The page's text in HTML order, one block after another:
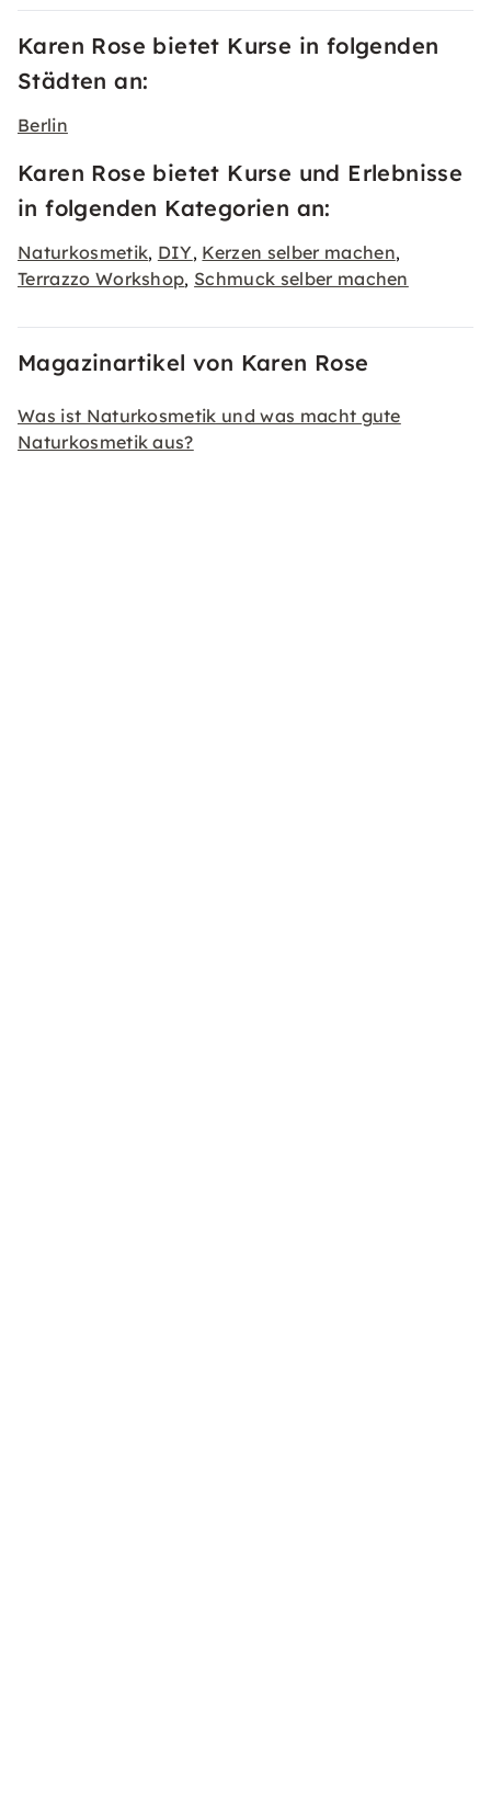
Karen Rose bietet Kurse in folgenden
Städten an:
Berlin
Karen Rose bietet Kurse und Erlebnisse
in folgenden Kategorien an:
Naturkosmetik, DIY, Kerzen selber machen,
Terrazzo Workshop, Schmuck selber machen
Magazinartikel von Karen Rose
Was ist Naturkosmetik und was macht gute
Naturkosmetik aus?